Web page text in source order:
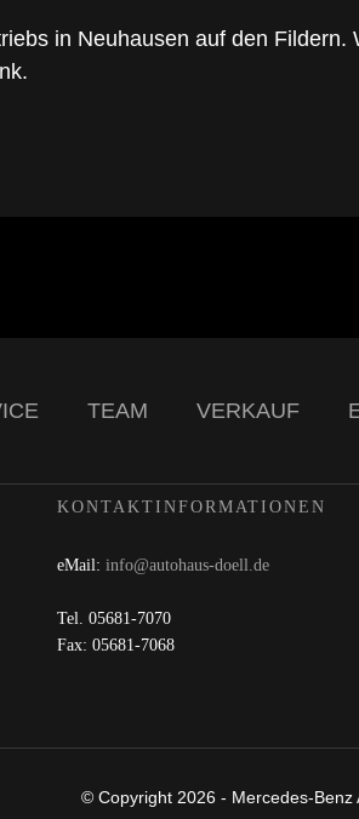
in Neuhausen auf den
TEAM VERKAUF
KONTAKTINFORMATIONEN
eMail: info@autohaus-doell.de
Tel. 05681-7070
Fax: 05681-7068
© Copyright 2026 - Mercedes-Benz